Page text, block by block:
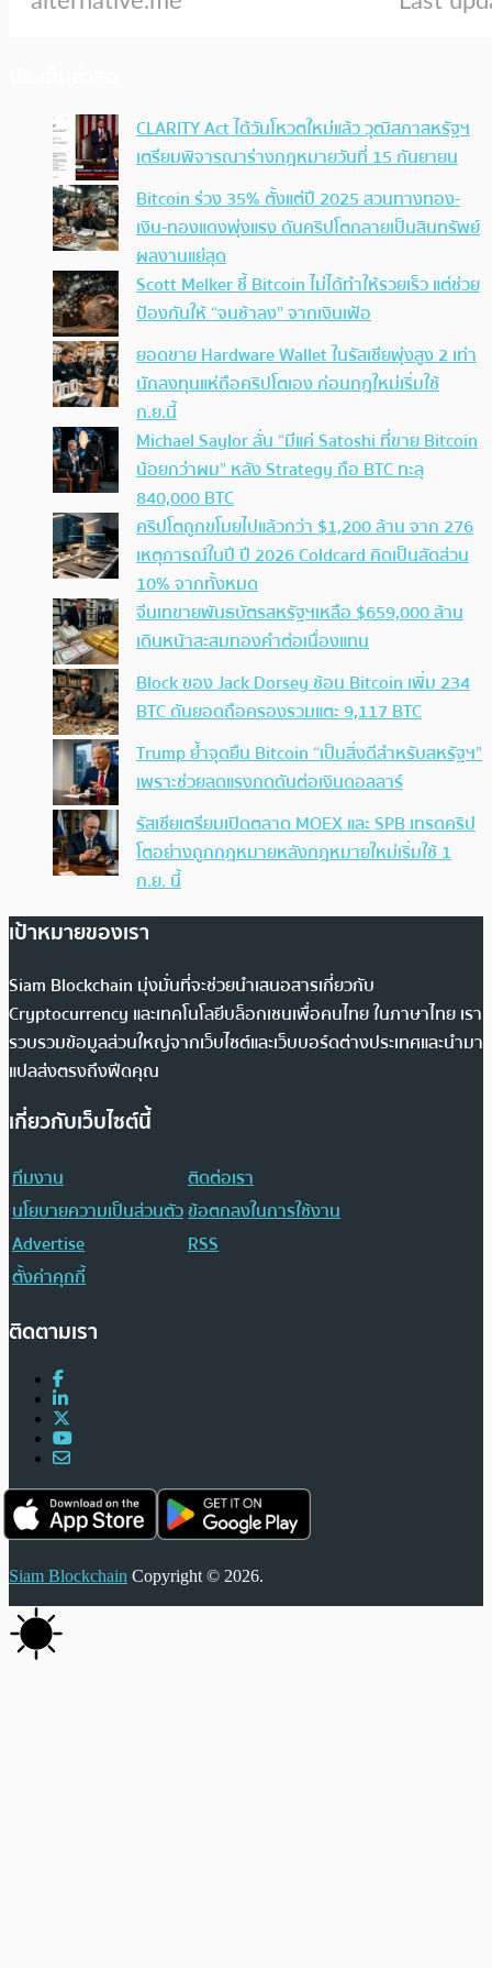
CLARITY Act ได้วันโหวตใหม่แล้ว วุฒิสภาสหรัฐฯ
เตรียมพิจารณาร่างกฎหมายวันที่ 15 กันยายน
Bitcoin ร่วง 35% ตั้งแต่ปี 2025 สวนทางทอง-
เงิน-ทองแดงพุ่งแรง ดันคริปโตกลายเป็นสินทรัพย์
ผลงานแย่สุด
Scott Melker ชี้ Bitcoin ไม่ได้ทำให้รวยเร็ว แต่ช่วย
ป้องกันให้ “จนช้าลง” จากเงินเฟ้อ
ยอดขาย Hardware Wallet ในรัสเซียพุ่งสูง 2 เท่า
นักลงทุนแห่ถือคริปโตเอง ก่อนกฎใหม่เริ่มใช้
ก.ย.นี้
Michael Saylor ลั่น “มีแค่ Satoshi ที่ขาย Bitcoin
น้อยกว่าผม” หลัง Strategy ถือ BTC ทะลุ
840,000 BTC
คริปโตถูกขโมยไปแล้วกว่า $1,200 ล้าน จาก 276
เหตุการณ์ในปี ปี 2026 Coldcard คิดเป็นสัดส่วน
10% จากทั้งหมด
จีนเทขายพันธบัตรสหรัฐฯเหลือ $659,000 ล้าน
เดินหน้าสะสมทองคำต่อเนื่องแทน
Block ของ Jack Dorsey ช้อน Bitcoin เพิ่ม 234
BTC ดันยอดถือครองรวมแตะ 9,117 BTC
Trump ย้ำจุดยืน Bitcoin “เป็นสิ่งดีสำหรับสหรัฐฯ”
เพราะช่วยลดแรงกดดันต่อเงินดอลลาร์
รัสเซียเตรียมเปิดตลาด MOEX และ SPB เทรดคริป
โตอย่างถูกกฎหมายหลังกฎหมายใหม่เริ่มใช้ 1
ก.ย. นี้
เป้าหมายของเรา
Siam Blockchain มุ่งมั่นที่จะช่วยนำเสนอสารเกี่ยวกับ
Cryptocurrency และเทคโนโลยีบล็อกเชนเพื่อคนไทย ในภาษาไทย เรา
รวบรวมข้อมูลส่วนใหญ่จากเว็บไซต์และเว็บบอร์ดต่างประเทศและนำมา
แปลส่งตรงถึงฟีดคุณ
เกี่ยวกับเว็บไซต์นี้
ทีมงาน
ติดต่อเรา
นโยบายความเป็นส่วนตัวข้อตกลงในการใช้งาน
Advertise
RSS
ตั้งค่าคุกกี้
ติดตามเรา
Siam Blockchain Copyright © 2026.